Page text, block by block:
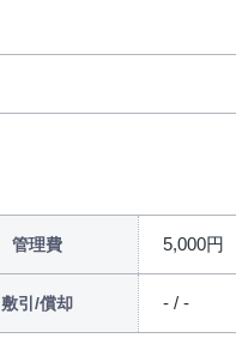
管理費 5,000円
敷引/償却 - / -